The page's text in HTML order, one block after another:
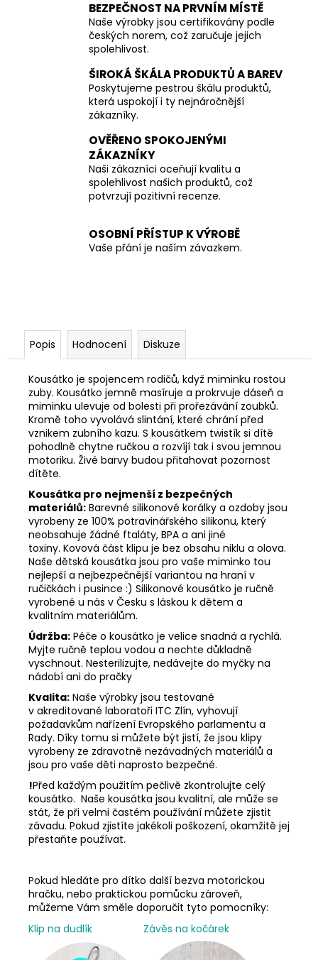
BEZPEČNOST NA PRVNÍM MÍSTĚ
Naše výrobky jsou certifikovány podle
českých norem, což zaručuje jejich
spolehlivost.
ŠIROKÁ ŠKÁLA PRODUKTŮ A BAREV
Poskytujeme pestrou škálu produktů,
která uspokojí i ty nejnáročnější
zákazníky.
OVĚŘENO SPOKOJENÝMI
ZÁKAZNÍKY
Naši zákazníci oceňují kvalitu a
spolehlivost našich produktů, což
potvrzují pozitivní recenze.
OSOBNÍ PŘÍSTUP K VÝROBĚ
Vaše přání je naším závazkem.
Popis Hodnocení Diskuze
Kousátko je spojencem rodičů, když miminku rostou
zuby. Kousátko jemně masíruje a prokrvuje dáseň a
miminku ulevuje od bolesti při prořezávání zoubků.
Kromě toho vyvolává slintání, které chrání před
vznikem zubního kazu. S kousátkem twistík si dítě
pohodlně chytne ručkou a rozvíjí tak i svou jemnou
motoriku. Živé barvy budou přitahovat pozornost
dítěte.
Kousátka pro nejmenší z bezpečných
materiálů: Barevné silikonové korálky a ozdoby jsou
vyrobeny ze 100% potravinářského silikonu, který
neobsahuje žádné ftaláty, BPA a ani jiné
toxiny. Kovová část klipu je bez obsahu niklu a olova.
Naše dětská kousátka jsou pro vaše miminko tou
nejlepší a nejbezpečnější variantou na hraní v
ručičkách i pusince :) Silikonové kousátko je ručně
vyrobené u nás v Česku s láskou k dětem a
kvalitním materiálům.
Údržba: Péče o kousátko je velice snadná a rychlá.
Myjte ručně teplou vodou a nechte důkladně
vyschnout. Nesterilizujte, nedávejte do myčky na
nádobí ani do pračky
Kvalita: Naše výrobky jsou testované
v akreditované laboratoři ITC Zlín, vyhovují
požadavkům nařízení Evropského parlamentu a
Rady. Díky tomu si můžete být jistí, že jsou klipy
vyrobeny ze zdravotně nezávadných materiálů a
jsou pro vaše děti naprosto bezpečné.
!Před každým použitím pečlivě zkontrolujte celý
kousátko. Naše kousátka jsou kvalitní, ale může se
stát, že při velmi častém používání můžete zjistit
závadu. Pokud zjistíte jakékoli poškození, okamžitě jej
přestaňte používat.
Pokud hledáte pro dítko další bezva motorickou
hračku, nebo praktickou pomůcku zároveň,
můžeme Vám směle doporučit tyto pomocníky:
Klip na dudlík
Závěs na kočárek